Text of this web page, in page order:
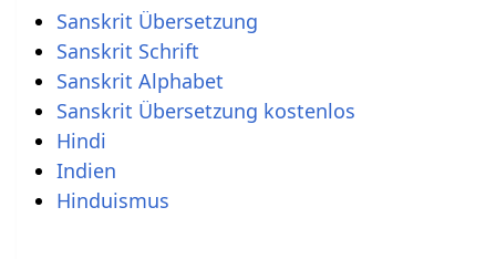
Sanskrit Übersetzung
Sanskrit Schrift
Sanskrit Alphabet
Sanskrit Übersetzung kostenlos
Hindi
Indien
Hinduismus